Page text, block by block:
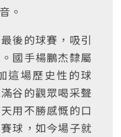
。
後的球賽，吸引
國手楊鵬杰隸屬
這場歷史性的球
谷的觀眾喝采聲
用不勝感慨的口
球，如今場子就